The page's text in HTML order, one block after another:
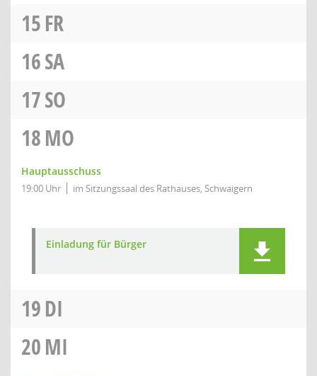
15FR
16SA
17SO
18MO
Hauptausschuss
19:00 Uhr im Sitzungssaal des Rathauses, Schwaigern
Einladung für Bürger
19DI
20MI